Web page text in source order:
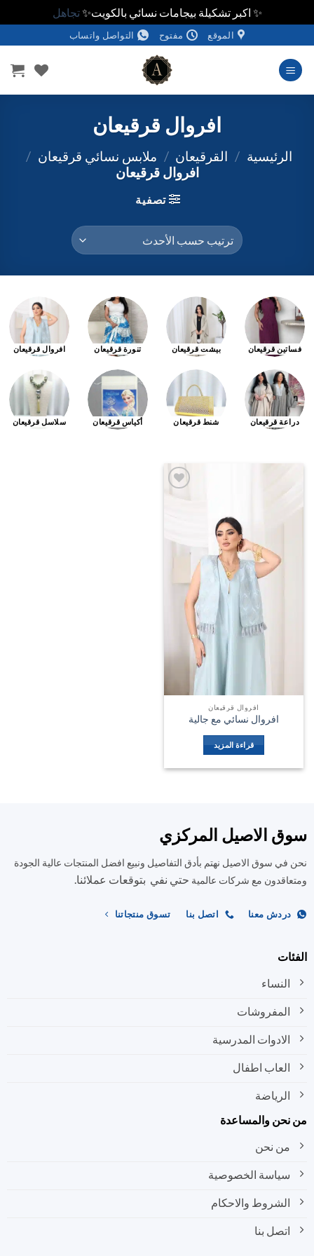
✨ اكبر تشكيلة بيجامات نسائي بالكويت✨تجاهل
للمحتوى
الموقع مفتوح التواصل واتساب
افروال قرقيعان
الرئيسية / القرقيعان / ملابس نسائي قرقيعان /
افروال قرقيعان
تصفية
فساتين قرقيعان بيشت قرقيعان تنورة قرقيعان افروال قرقيعان
دراعة قرقيعان شنط قرقيعان أكياس قرقيعان سلاسل قرقيعان
افروال قرقيعان
افروال نسائي مع جالية
قراءة المزيد
سوق الاصيل المركزي
نحن في سوق الاصيل نهتم بأدق التفاصيل ونبيع افضل المنتجات عالية الجودة
ومتعاقدون مع شركات عالمية حتي نفي بتوقعات عملائنا.
دردش معنا اتصل بنا تسوق منتجاتنا
الفئات
النساء
المفروشات
الادوات المدرسية
العاب اطفال
الرياضة
من نحن والمساعدة
من نحن
سياسة الخصوصية
الشروط والاحكام
اتصل بنا